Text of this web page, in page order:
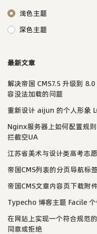
浅色主题
深色主题
最新文章
解决帝国 CMS7.5 升级到
容没法加载的问题
重新设计 aijun 的个人形象
Nginx服务器上如何配置规则
拦截空UA
江苏省美术与设计类高考志
帝国CMS列表的分页导航
帝国CMS文章内容页下载附
Typecho 博客主题 Facile
在网站上实现一个符合规范
同意或拒绝